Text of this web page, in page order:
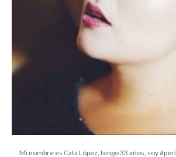
Mi nombre es Cata López, tengo 33 años, soy